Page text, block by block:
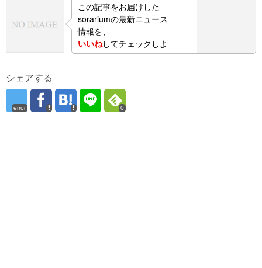
この記事をお届けした
sorariumの最新ニュース
情報を、
いいねしてチェックしよ
う！
シェアする
error 0